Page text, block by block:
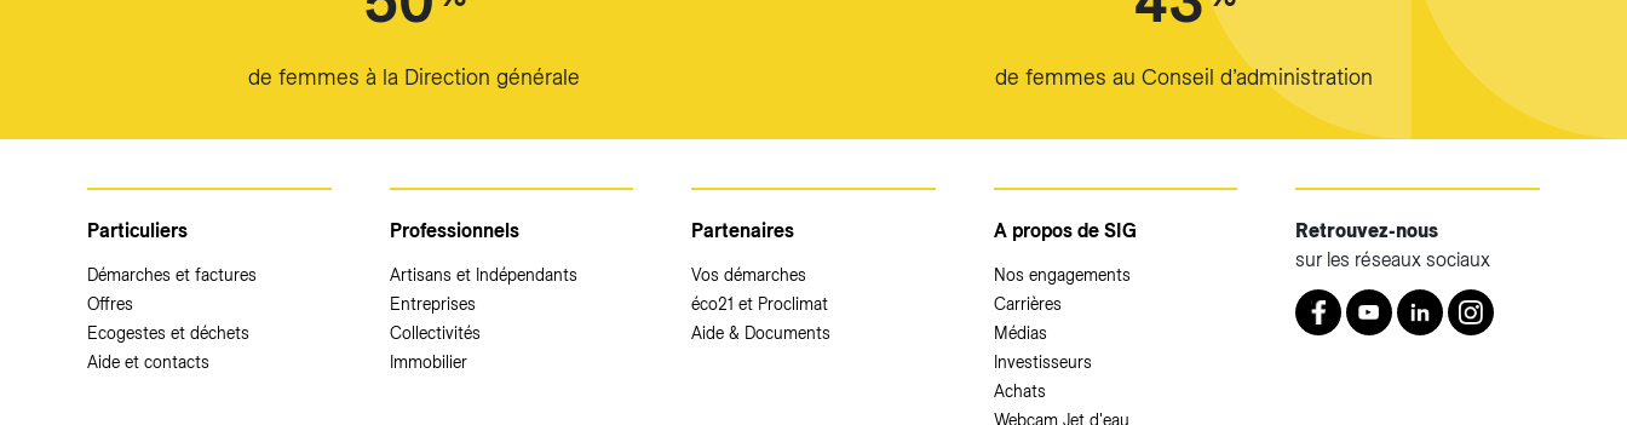
de femmes à la Direction générale de femmes au Conseil d’administration
Particuliers
Démarches et factures
Offres
Ecogestes et déchets
Aide et contacts
Professionnels
Artisans et Indépendants
Entreprises
Collectivités
Immobilier
Partenaires
Vos démarches
éco21 et Proclimat
Aide & Documents
A propos de SIG
Nos engagements
Carrières
Médias
Investisseurs
Achats
Webcam Jet d'eau
Retrouvez-nous
sur les réseaux sociaux
Retrouvez nous sur Facebook
YoutubeLinkedInInstagram